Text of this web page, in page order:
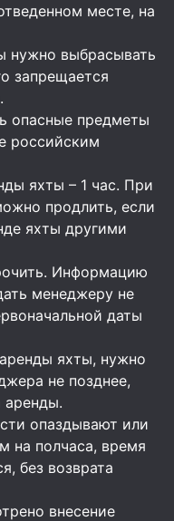
месте, на
нужно выбрасывать
запрещается
опасные предметы
российским
яхты – 1 час. При
продлить, если
яхты другими
Информацию
менеджеру не
даты
яхты, нужно
не позднее,
аренды.
опаздывают или
на полчаса, время
без возврата
внесение